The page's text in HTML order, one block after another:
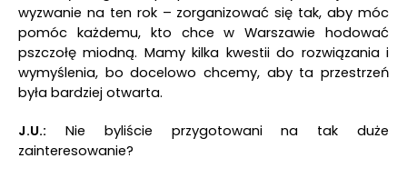
wyzwanie na ten rok – zorganizować się tak, aby móc
pomóc każdemu, kto chce w Warszawie hodować
pszczołę miodną. Mamy kilka kwestii do rozwiązania i
wymyślenia, bo docelowo chcemy, aby ta przestrzeń
była bardziej otwarta.
J.U.: Nie byliście przygotowani na tak duże
zainteresowanie?